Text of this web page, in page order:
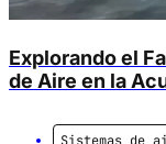
Explorando el
de Aire en la